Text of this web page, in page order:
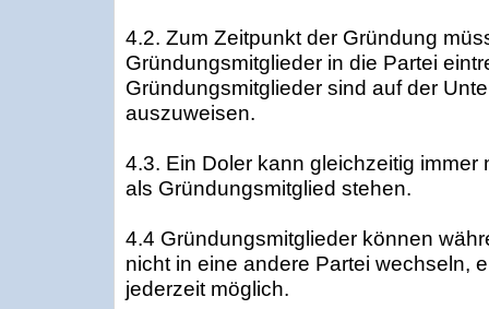
4.2. Zum Zeitpunkt der Gründung
Gründungsmitglieder in die Partei
Gründungsmitglieder sind auf der
auszuweisen.
4.3. Ein Doler kann gleichzeitig immer
als Gründungsmitglied stehen.
4.4 Gründungsmitglieder können
nicht in eine andere Partei wechseln,
jederzeit möglich.